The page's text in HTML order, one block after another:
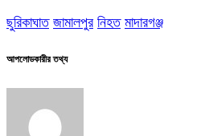
ছুরিকাঘাত জামালপুর নিহত মাদারগঞ্জ
আপলোডকারীর তথ্য